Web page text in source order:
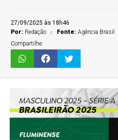
27/09/2025 às 18h46
Por: Redação Fonte:Agência Brasil
Compartilhe: